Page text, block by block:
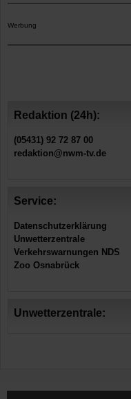
Werbung
Redaktion (24h):
(05431) 92 72 87 00
redaktion@nwm-tv.de
Service:
Datenschutzerklärung
Unwetterzentrale
Verkehrswarnungen NDS
Zoo Osnabrück
Unwetterzentrale: